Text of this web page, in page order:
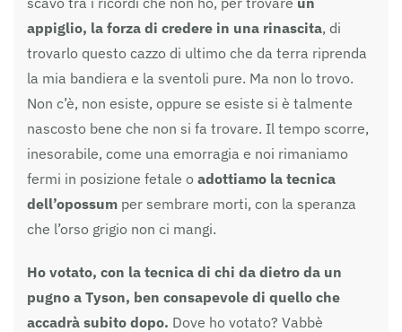
appiglio, la forza di credere in una rinascita, di
trovarlo questo cazzo di ultimo che da terra riprenda
la mia bandiera e la sventoli pure. Ma non lo trovo.
Non c’è, non esiste, oppure se esiste si è talmente
nascosto bene che non si fa trovare. Il tempo scorre,
inesorabile, come una emorragia e noi rimaniamo
fermi in posizione fetale o adottiamo la tecnica
dell’opossum per sembrare morti, con la speranza
che l’orso grigio non ci mangi.
Ho votato, con la tecnica di chi da dietro da un
pugno a Tyson, ben consapevole di quello che
accadrà subito dopo. Dove ho votato? Vabbè